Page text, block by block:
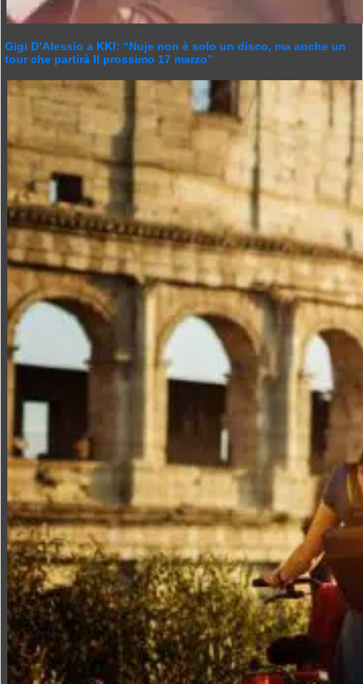
Gigi D’Alessio a KKI: “Nuje non è solo un disco, ma anche un
tour che partirà Il prossimo 17 marzo”